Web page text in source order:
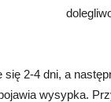
2-4 dni, a
wysypka.